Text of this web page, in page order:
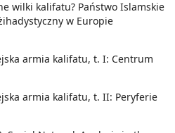
wilki kalifatu? Państwo Islamskie
w Europie
armia kalifatu, t. I: Centrum
armia kalifatu, t. II: Peryferie